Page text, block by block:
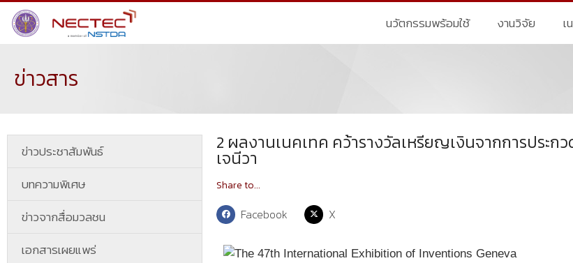
นวัตกรรมพร้อมใช้ งานวิจัย เ
ข่าวสาร
ข่าวประชาสัมพันธ์
บทความพิเศษ
ข่าวจากสื่อมวลชน
เอกสารเผยแพร่
2 ผลงานเนคเทค คว้ารางวัลเหรียญเงินจากการประก
เจนีวา
Share to...
Facebook X